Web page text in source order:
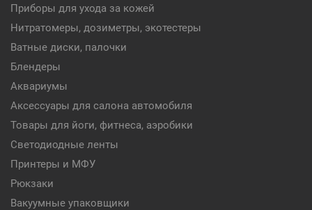
Приборы для ухода за кожей
Нитратомеры, дозиметры, экотестеры
Ватные диски, палочки
Блендеры
Аквариумы
Аксессуары для салона автомобиля
Товары для йоги, фитнеса, аэробики
Светодиодные ленты
Принтеры и МФУ
Рюкзаки
Вакуумные упаковщики